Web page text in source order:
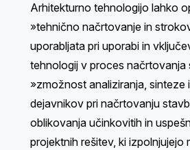
Arhitekturno tehnologijo lahko
»tehnično načrtovanje in
uporabljata pri uporabi in
tehnologij v proces načrtovanja
»zmožnost analiziranja, sinteze
dejavnikov pri načrtovanju
oblikovanja učinkovitih in
projektnih rešitev, ki izpolnjujejo